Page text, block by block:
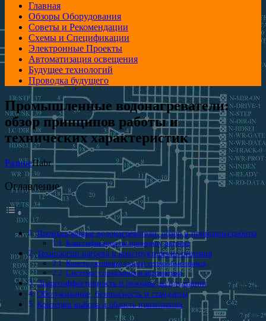
Главная
Обзоры Оборудования
Советы и Рекомендации
Схемы и Спецификации
Электронные Проекты
Автоматизация освещения
Будущее технологий
Проводка будущего
Промышленные водонагреватели:
обзор принципов работы и
технических характеристик
РазноеHabr
Оглавление
Промышленные водонагреватели: обзор и принципы работы
Классификация по принципу нагрева
Технологии нагрева и конструкторские решения
Конструктивные схемы теплообменников
Системы управления и автоматика
Энергоэффективность и режимы эксплуатации
Обслуживание, безопасность и стандарты
Критерии выбора и область применения